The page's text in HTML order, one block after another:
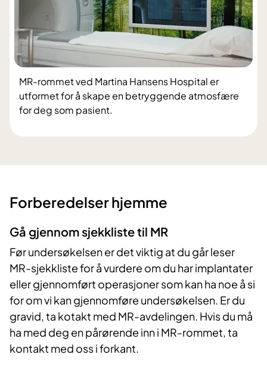
MR-rommet ved Martina Hansens Hospital er
utformet for å skape en betryggende atmosfære
for deg som pasient.
Forberedelser hjemme
Gå gjennom sjekkliste til MR
Før undersøkelsen er det viktig at du går leser
MR-sjekkliste for å vurdere om du har implantater
eller gjennomført operasjoner som kan ha noe å si
for om vi kan gjennomføre undersøkelsen. Er du
gravid, ta kotakt med MR-avdelingen. Hvis du må
ha med deg en pårørende inn i MR-rommet, ta
kontakt med oss i forkant.